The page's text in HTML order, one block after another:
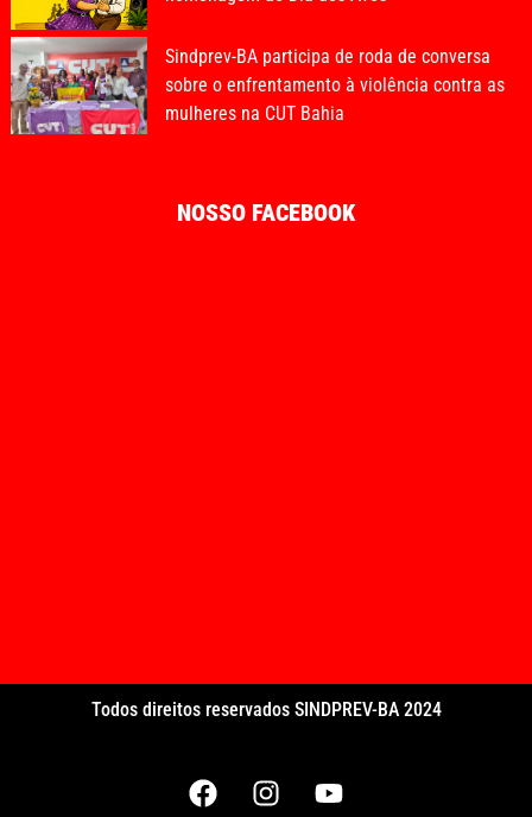
Sindprev-BA participa de roda de conversa
sobre o enfrentamento à violência contra as
mulheres na CUT Bahia
NOSSO FACEBOOK
Todos direitos reservados SINDPREV-BA 2024